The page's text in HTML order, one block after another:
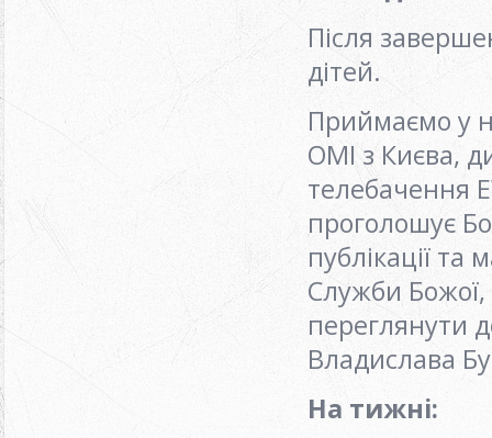
Після
дітей.
Приймаємо у
ОМІ з Києва,
телебачення
проголошує
публікації та
Служби Божої,
переглянути
Владислава
На тижні: